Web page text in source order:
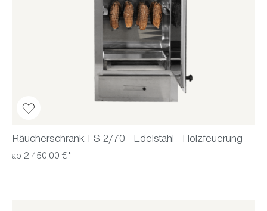
Räucherschrank FS 2/70 - Edelstahl - Holzfeuerung
ab 2.450,00 €*